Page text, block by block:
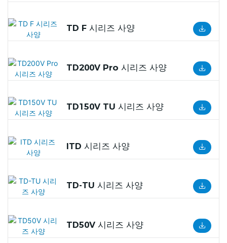
TD F 시리즈 사양
TD200V Pro 시리즈 사양
TD150V TU 시리즈 사양
ITD 시리즈 사양
TD-TU 시리즈 사양
TD50V 시리즈 사양